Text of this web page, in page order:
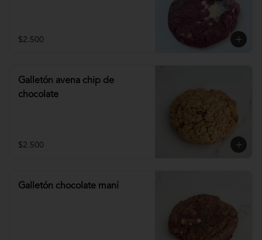
$2.500
Galletón avena chip de
chocolate
$2.500
Galletón chocolate maní